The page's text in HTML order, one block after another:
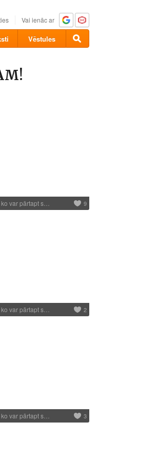
Vai ienāc ar
Vēstules
var pārtapt s… 9
var pārtapt s… 2
var pārtapt s… 3